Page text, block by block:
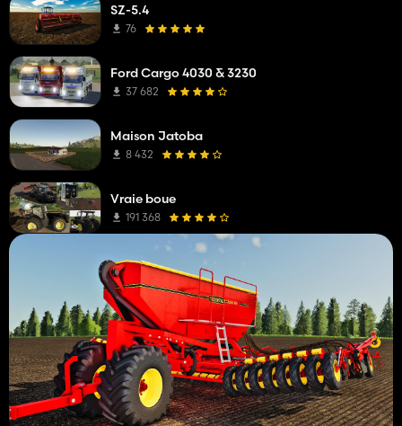
SZ-5.4
76
Ford Cargo 4030 & 3230
37 682
Maison Jatoba
8 432
Vraie boue
191 368